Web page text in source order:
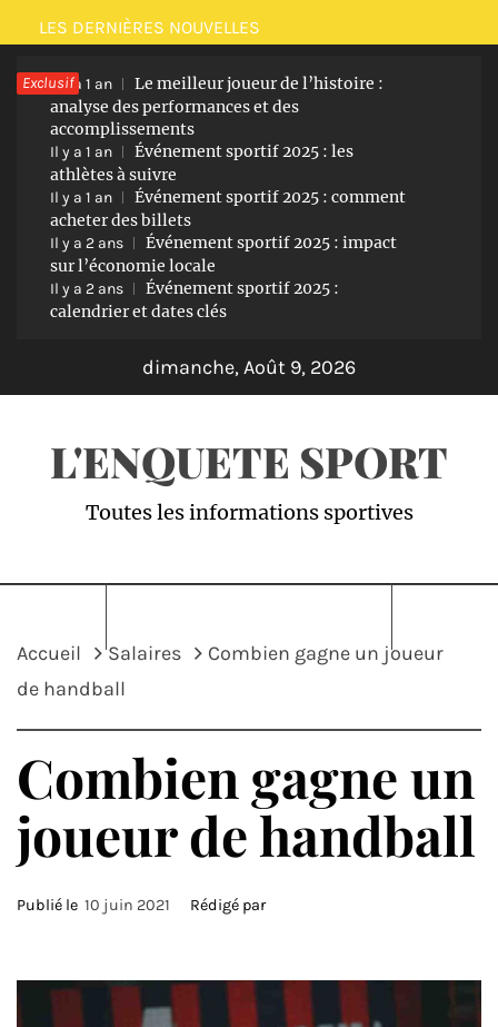
Passer
au
contenu
LES DERNIÈRES NOUVELLES
ExclusifIl y a 1 an
Le meilleur joueur de l’histoire :
analyse des performances et des
accomplissements
Il y a 1 an
Événement sportif 2025 : les
athlètes à suivre
Il y a 1 an
Événement sportif 2025 : comment
acheter des billets
Il y a 2 ans
Événement sportif 2025 : impact
sur l’économie locale
Il y a 2 ans
Événement sportif 2025 :
calendrier et dates clés
dimanche, Août 9, 2026
L'ENQUETE SPORT
Toutes les informations sportives
Accueil Salaires
Combien gagne un joueur
de handball
Combien gagne un
joueur de handball
Publié le 10 juin 2021 Rédigé par